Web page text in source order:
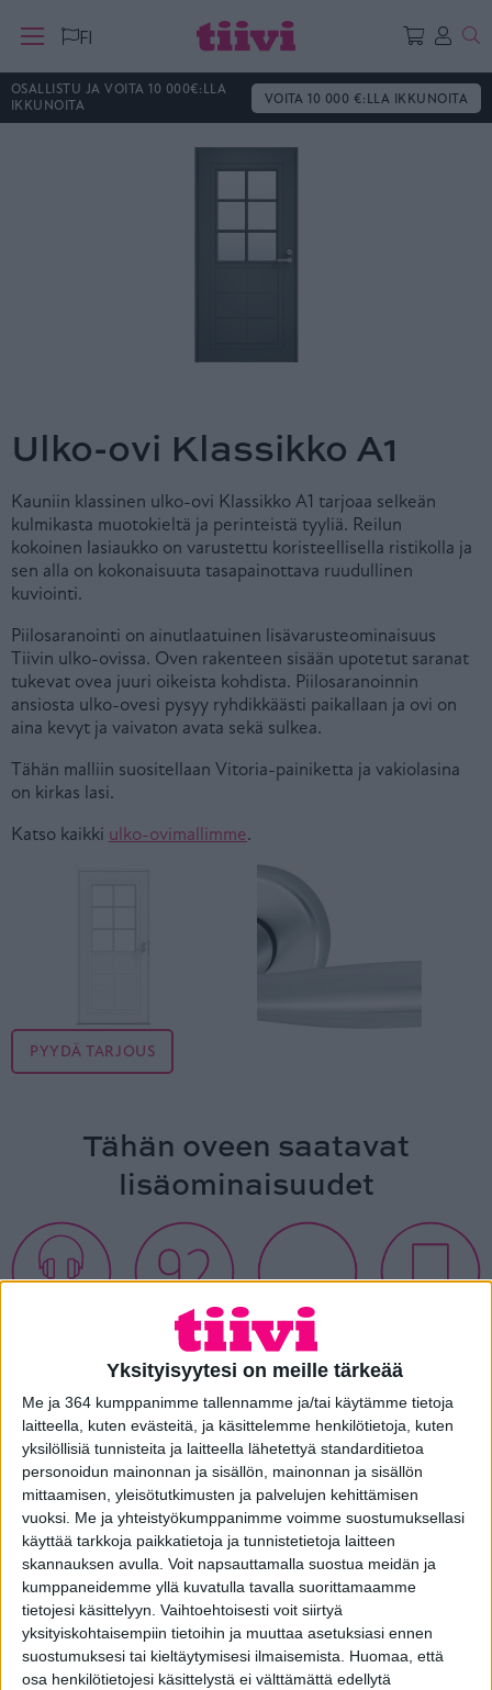
Yksityisyytesi on meille tärkeää
Me ja 364 kumppanimme tallennamme ja/tai käytämme tietoja
laitteella, kuten evästeitä, ja käsittelemme henkilötietoja, kuten
yksilöllisiä tunnisteita ja laitteella lähetettyä standarditietoa
personoidun mainonnan ja sisällön, mainonnan ja sisällön
mittaamisen, yleisötutkimusten ja palvelujen kehittämisen
vuoksi. Me ja yhteistyökumppanimme voimme suostumuksellasi
käyttää tarkkoja paikkatietoja ja tunnistetietoja laitteen
skannauksen avulla. Voit napsauttamalla suostua meidän ja
kumppaneidemme yllä kuvatulla tavalla suorittamaamme
tietojesi käsittelyyn. Vaihtoehtoisesti voit siirtyä
yksityiskohtaisempiin tietoihin ja muuttaa asetuksiasi ennen
suostumuksesi tai kieltäytymisesi ilmaisemista. Huomaa, että
osa henkilötietojesi käsittelystä ei välttämättä edellytä
FI Hae
OSALLISTU JA VOITA 10 000€:LLA
IKKUNOITA
VOITA 10 000 €:LLA IKKUNOITA
Ulko-ovi Klassikko A1
Kauniin klassinen ulko-ovi Klassikko A1 tarjoaa selkeän
kulmikasta muotokieltä ja perinteistä tyyliä. Reilun
kokoinen lasiaukko on varustettu koristeellisella ristikolla ja
sen alla on kokonaisuuta tasapainottava ruudullinen
kuviointi.
Piilosaranointi on ainutlaatuinen lisävarusteominaisuus
Tiivin ulko-ovissa. Oven rakenteen sisään upotetut saranat
tukevat ovea juuri oikeista kohdista. Piilosaranoinnin
ansiosta ulko-ovesi pysyy ryhdikkäästi paikallaan ja ovi on
aina kevyt ja vaivaton avata sekä sulkea.
Tähän malliin suositellaan Vitoria-painiketta ja vakiolasina
on kirkas lasi.
Katso kaikki ulko-ovimallimme.
PYYDÄ TARJOUS
Tähän oveen saatavat
lisäominaisuudet
Paksumpi
rakenne
Piilosarana
Äänieristys
DB35